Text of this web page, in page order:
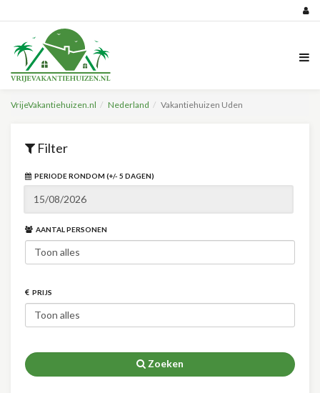
VrijeVakantiehuizen.nl Nederland Vakantiehuizen Uden
Filter
PERIODE RONDOM (+/- 5 DAGEN)
AANTAL PERSONEN
PRIJS
Zoeken